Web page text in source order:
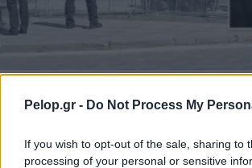
Pelop.gr - Do Not Process My
If you wish to opt-out of the sale, sharing to
processing of your personal or sensitive
Ρωσία για απόπειρα δολοφονίας
υπηρεσία κατασκοπείας
«παγκόσμια φιλελεύθερη ελίτ»